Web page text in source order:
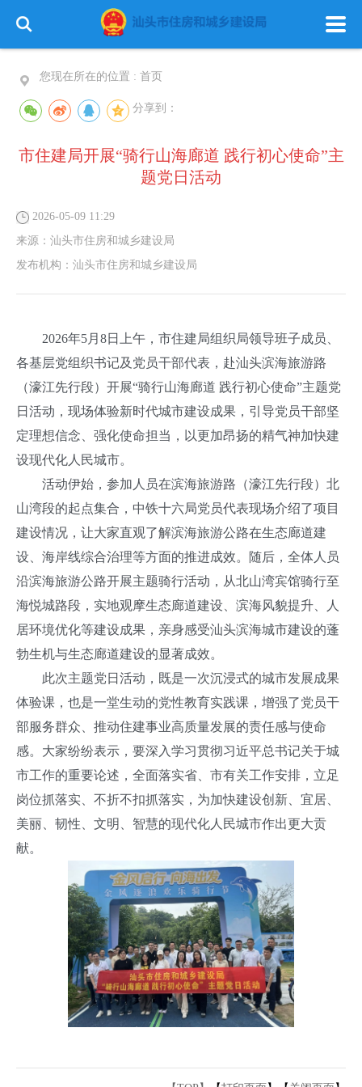
您现在所在的位置 : 首页
分享到：
市住建局开展“骑行山海廊道 践行初心使命”主
题党日活动
2026-05-09 11:29
来源： 汕头市住房和城乡建设局
发布机构： 汕头市住房和城乡建设局
2026年5月8日上午，市住建局组织局领导班子成员、
各基层党组织书记及党员干部代表，赴汕头滨海旅游路
（濠江先行段） 开展“骑行山海廊道 践行初心使命”主题党
日活动 ，现场体验新时代城市建设成果，引导党员干部坚
定理想信念、强化使命担当，以更加昂扬的精气神加快建
设现代化人民城市。
活动伊始，参加人员在滨海旅游路 （濠江先行段） 北
山湾段的起点集合，中铁十六局党员代表现场介绍了项目
建设情况，让大家直观了解滨海旅游公路在生态廊道建
设、海岸线综合治理等方面的推进成效。随后，全体人员
沿滨海旅游公路开展主题骑行活动，从北山湾宾馆骑行至
海悦城路段，实地观摩生态廊道建设、滨海风貌提升、人
居环境优化等建设成果，亲身感受汕头滨海城市建设的蓬
勃生机与生态廊道建设的显著成效。
此次主题党日活动，既是一次沉浸式的城市发展成果
体验课，也是一堂生动的党性教育实践课，增强了党员干
部服务群众、推动住建事业高质量发展的责任感与使命
感。大家纷纷表示， 要深入学习贯彻习近平总书记关于城
市工作的重要论述 ，全面落实省、市有关工作安排， 立足
岗位抓落实、不折不扣抓落实 ， 为加快建设创新、宜居、
美丽、韧性、文明、智慧的现代化人民城市作出更大贡
献。